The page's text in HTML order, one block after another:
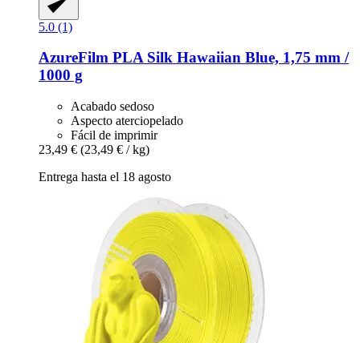
5.0 (1)
AzureFilm PLA Silk Hawaiian Blue, 1,75 mm /
1000 g
Acabado sedoso
Aspecto aterciopelado
Fácil de imprimir
23,49 € (23,49 € / kg)
Entrega hasta el 18 agosto